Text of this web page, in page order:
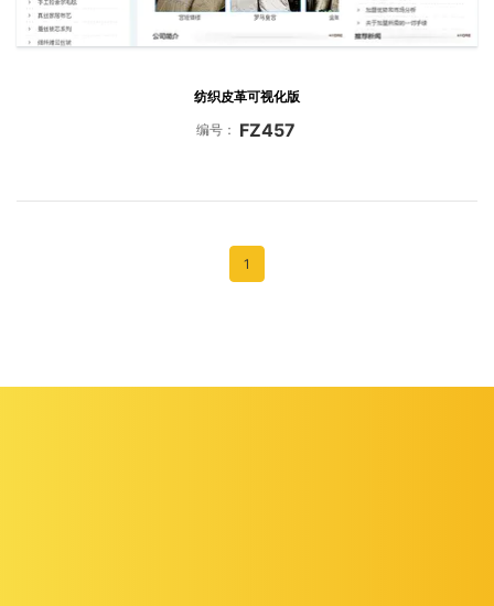
纺织皮革可视化版
编号： FZ457
1